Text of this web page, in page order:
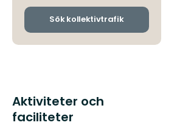
och
Sök kollektivtrafik
Aktiviteter och
faciliteter